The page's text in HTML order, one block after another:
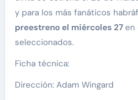
y para los más fanáticos
preestreno el miércoles 27 en
seleccionados.
Ficha técnica:
Dirección: Adam Wingard